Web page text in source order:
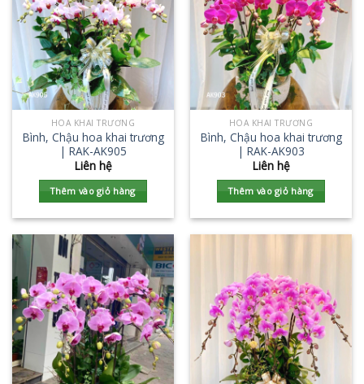
HOA KHAI TRƯƠNG
Bình, Chậu hoa khai trương
| RAK-AK905
Liên hệ
Thêm vào giỏ hàng
HOA KHAI TRƯƠNG
Bình, Chậu hoa khai trương
| RAK-AK903
Liên hệ
Thêm vào giỏ hàng